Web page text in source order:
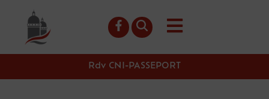
principal
Rdv CNI-PASSEPORT